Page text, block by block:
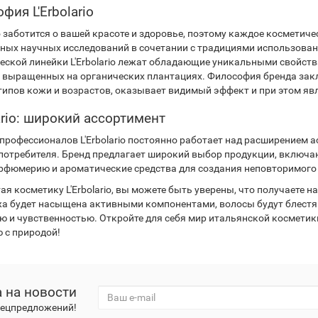
L'Erbolario
заботится о вашей красоте и здоровье, поэтому каждое
научных исследований в сочетании с традициями
линейки L'Erbolario лежат обладающие уникальными
выращенных на органических плантациях. Философия бренда
кожи и возрастов, оказывает видимый эффект и при этом
широкий ассортимент
L'Erbolario постоянно работает над расширением
Бренд предлагает широкий выбор продукции,
и ароматические средства для создания
косметику L'Erbolario, вы можете быть уверены, что получаете
будет насыщена активными компонентами, волосы будут
и чувственностью. Откройте для себя мир итальянской
с природой!
на новости